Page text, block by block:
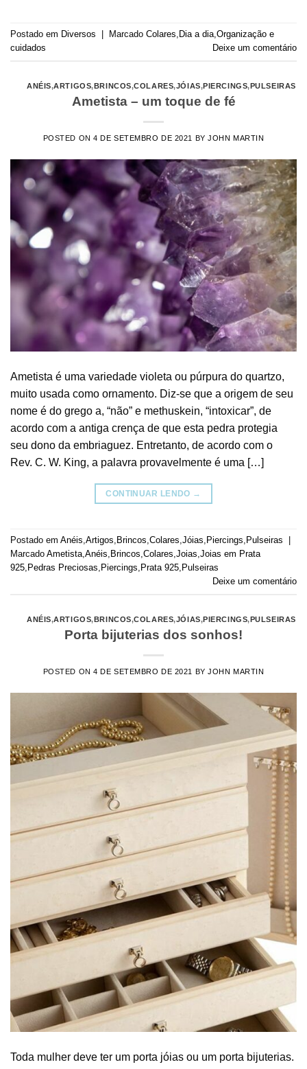
Postado em Diversos Marcado Colares, Dia a dia,Organização e
cuidados
Deixe um comentário
ANÉIS,ARTIGOS,BRINCOS,COLARES,JÓIAS,PIERCINGS,PULSEIRAS
Ametista – um toque de fé
POSTED ON4 DE SETEMBRO DE 2021 BYJOHN MARTIN
Ametista é uma variedade violeta ou púrpura do quartzo,
muito usada como ornamento. Diz-se que a origem de seu
nome é do grego a, “não” e methuskein, “intoxicar”, de
acordo com a antiga crença de que esta pedra protegia
seu dono da embriaguez. Entretanto, de acordo com o
Rev. C. W. King, a palavra provavelmente é uma […]
CONTINUAR LENDO →
Postado em Anéis Artigos Brincos Colares Jóias Piercings Pulseiras
Marcado Ametista Anéis Brincos Colares Joias Joias em Prata
925 Pedras Preciosas Piercings Prata 925 Pulseiras
Deixe um comentário
ANÉIS,ARTIGOS,BRINCOS,COLARES,JÓIAS,PIERCINGS,PULSEIRAS
Porta bijuterias dos sonhos!
POSTED ON4 DE SETEMBRO DE 2021 BYJOHN MARTIN
Toda mulher deve ter um porta jóias ou um porta bijuterias.